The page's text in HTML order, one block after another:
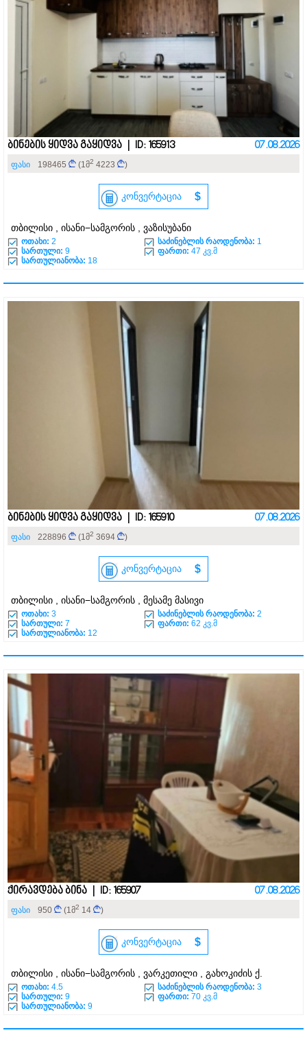
ბინების ყიდვა გაყიდვა | ID: 165913 07.08.2026
ფასი 198465 (1მ2 4223 )
კონვერტაცია $
თბილისი , ისანი−სამგორის , ვაზისუბანი
ოთახი: 2 საძინებლის რაოდენობა: 1
სართული: 9 ფართი: 47 კვ.მ
სართულიანობა: 18
ბინების ყიდვა გაყიდვა | ID: 165910 07.08.2026
ფასი 228896 (1მ2 3694 )
კონვერტაცია $
თბილისი , ისანი−სამგორის , მესამე მასივი
ოთახი: 3 საძინებლის რაოდენობა: 2
სართული: 7 ფართი: 62 კვ.მ
სართულიანობა: 12
ქირავდება ბინა | ID: 165907 07.08.2026
ფასი 950 (1მ2 14 )
კონვერტაცია $
თბილისი , ისანი−სამგორის , ვარკეთილი , გახოკიძის ქ.
ოთახი: 4.5 საძინებლის რაოდენობა: 3
სართული: 9 ფართი: 70 კვ.მ
სართულიანობა: 9